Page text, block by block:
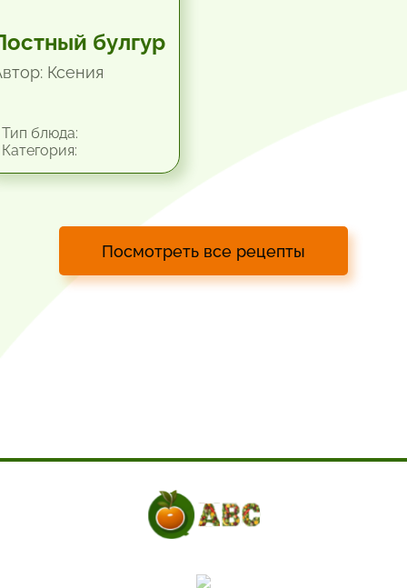
булгур
Ксения
блюда:
Посмотреть все рецепты